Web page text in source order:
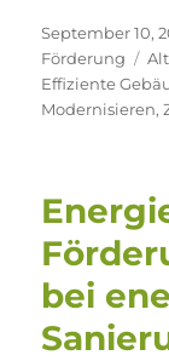
Veröffentlicht
am
September 10,
Förderung
Effiziente
Modernisieren,
bei